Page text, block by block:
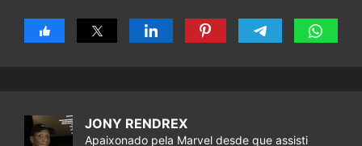
JONY RENDREX
Apaixonado pela Marvel desde que assisti